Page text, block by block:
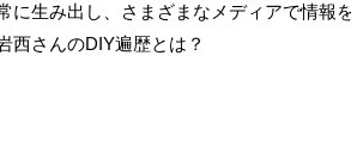
に生み出し、さまざまなメディアで情報
西さんのDIY遍歴とは？